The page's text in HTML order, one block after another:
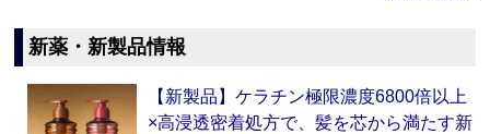
新薬・新製品情報
【新製品】ケラチン極限濃度6800倍以上
×高浸透密着処方で、髪を芯から満たす新